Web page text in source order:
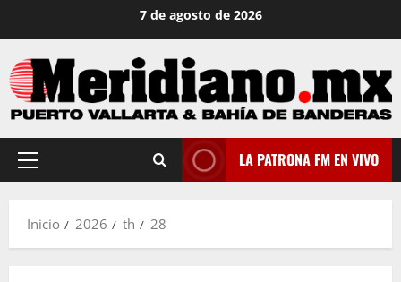
contenido
7 de agosto de 2026
Menú
LA PATRONA FM EN VIVO
Inicio 2026 th 28